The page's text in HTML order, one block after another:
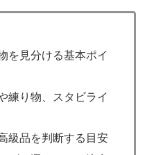
を見分ける基本ポイ
練り物、スタビライ
級品を判断する目安